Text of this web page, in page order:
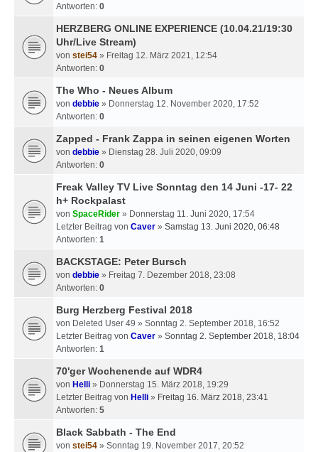
Antworten: 0
HERZBERG ONLINE EXPERIENCE (10.04.21/19:30
Uhr/Live Stream)
von stei54 » Freitag 12. März 2021, 12:54
Antworten: 0
The Who - Neues Album
von debbie » Donnerstag 12. November 2020, 17:52
Antworten: 0
Zapped - Frank Zappa in seinen eigenen Worten
von debbie » Dienstag 28. Juli 2020, 09:09
Antworten: 0
Freak Valley TV Live Sonntag den 14 Juni -17- 22
h+ Rockpalast
von SpaceRider » Donnerstag 11. Juni 2020, 17:54
Letzter Beitrag von Caver » Samstag 13. Juni 2020, 06:48
Antworten: 1
BACKSTAGE: Peter Bursch
von debbie » Freitag 7. Dezember 2018, 23:08
Antworten: 0
Burg Herzberg Festival 2018
von Deleted User 49 » Sonntag 2. September 2018, 16:52
Letzter Beitrag von Caver » Sonntag 2. September 2018, 18:04
Antworten: 1
70'ger Wochenende auf WDR4
von Helli » Donnerstag 15. März 2018, 19:29
Letzter Beitrag von Helli » Freitag 16. März 2018, 23:41
Antworten: 5
Black Sabbath - The End
von stei54 » Sonntag 19. November 2017, 20:52